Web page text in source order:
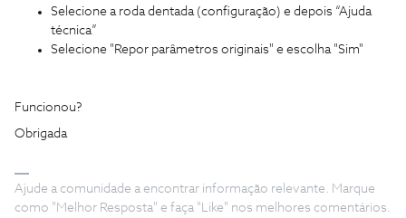
Selecione a roda dentada (configuração) e depois “Ajuda
técnica”
Selecione "Repor parâmetros originais" e escolha "Sim"
Funcionou?
Obrigada
Ajude a comunidade a encontrar informação relevante. Marque
como "Melhor Resposta" e faça "Like" nos melhores comentários.